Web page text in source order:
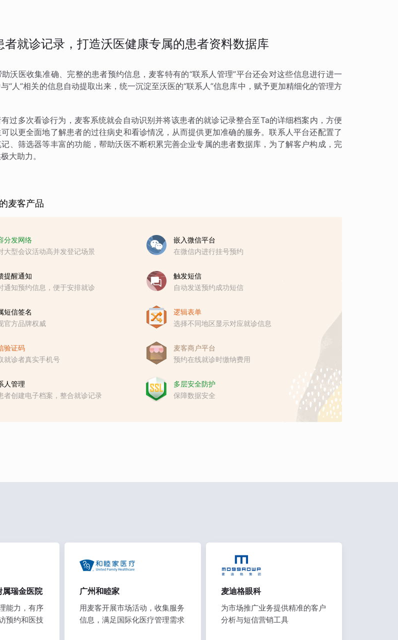
者就诊记录，打造沃医健康专属的患者资料数据库
沃医收集准确、完整的患者预约信息，麦客特有的“联系人管理”平台还会对这些信息进行进一
“人”相关的信息自动提取出来，统一沉淀至沃医的“联系人”信息库中，赋予更加精细化的管理方
过多次看诊行为，麦客系统就会自动识别并将该患者的就诊记录整合至Ta的详细档案内，方便
以更全面地了解患者的过往病史和看诊情况，从而提供更加准确的服务。联系人平台还配置了
、筛选器等丰富的功能，帮助沃医不断积累完善企业专属的患者数据库，为了解客户构成，完
大助力。
麦客产品
分发网络
大型会议活动高并发登记场景
嵌入微信平台
在微信内进行挂号预约
提醒通知
通知预约信息，便于安排就诊
触发短信
自动发送预约成功短信
短信签名
官方品牌权威
逻辑表单
选择不同地区显示对应就诊信息
验证码
就诊者真实手机号
麦客商户平台
预约在线就诊时缴纳费用
人管理
者创建电子档案，整合就诊记录
多层安全防护
保障数据安全
瑞金医院
能力，有序
预约和医技
广州和睦家
用麦客开展市场活动，收集服务
信息，满足国际化医疗管理需求
麦迪格眼科
为市场推广业务提供精准的客户
分析与短信营销工具